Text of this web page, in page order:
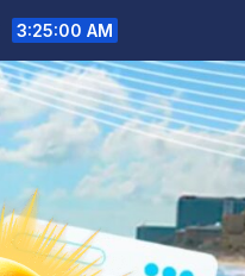
3:25:01 AM